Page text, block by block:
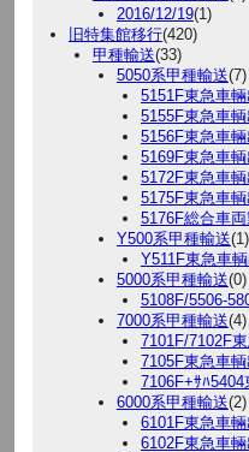
2016/12/19(1)
旧特集館移行(420)
甲種輸送(33)
5050系甲種輸送(7)
5151F東急車
5155F東急車
5156F東急車
5169F東急車
5172F東急車
5175F東急車
5176F総合車
Y500系甲種輸送(1)
Y511F東急車
5000系甲種輸送(0)
5108F/5506-
7000系甲種輸送(4)
7101F/7102F
7105F東急車
7106F+ｻﾊ
6000系甲種輸送(2)
6101F東急車
6102F東急車